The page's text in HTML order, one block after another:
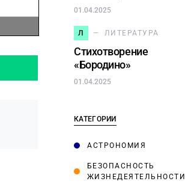
01.04.2025
Л ЛИТЕРАТУРА
Стихотворение
«Бородино»
01.04.2025
КАТЕГОРИИ
АСТРОНОМИЯ
БЕЗОПАСНОСТЬ
ЖИЗНЕДЕЯТЕЛЬНОСТИ